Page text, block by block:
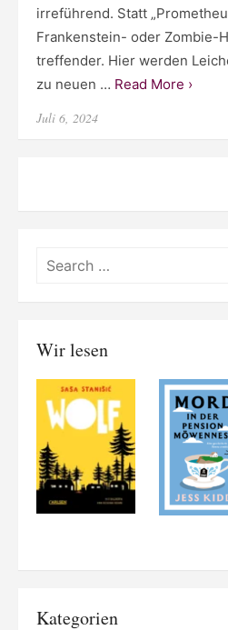
irreführend. Statt
Frankenstein- oder Zombie-
treffender. Hier werden
zu neuen … Read More ›
Posted
Juli 6, 2024
Wir lesen
Kategorien